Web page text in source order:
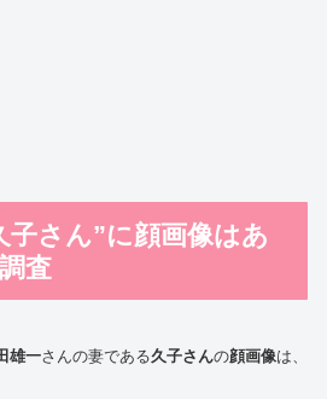
子さん”に顔画像はあ
査
雄一さんの妻である久子さんの顔画像は、